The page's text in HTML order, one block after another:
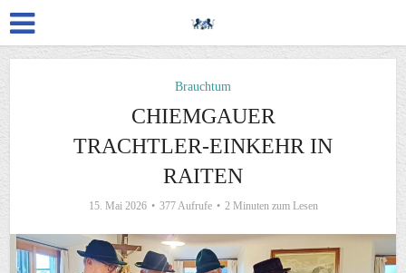
Brauchtum
CHIEMGAUER
TRACHTLER-EINKEHR IN
RAITEN
15. Mai 2026 377 Aufrufe 2 Minuten zum Lesen